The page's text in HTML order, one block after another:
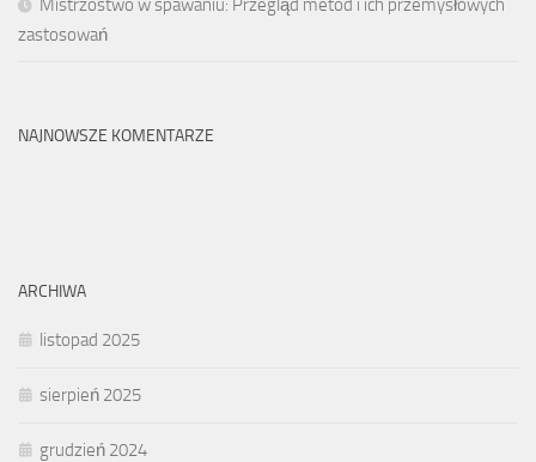
Mistrzostwo w spawaniu: Przegląd metod i ich przemysłowych
zastosowań
NAJNOWSZE KOMENTARZE
ARCHIWA
listopad 2025
sierpień 2025
grudzień 2024